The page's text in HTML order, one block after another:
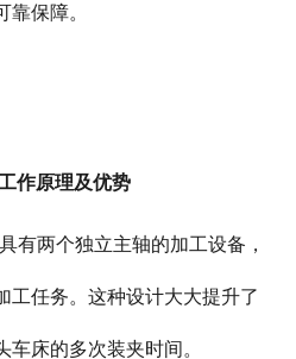
联系我们
保障。
作原理及优势
有两个独立主轴的加工设备，
工任务。这种设计大大提升了
床的多次装夹时间。